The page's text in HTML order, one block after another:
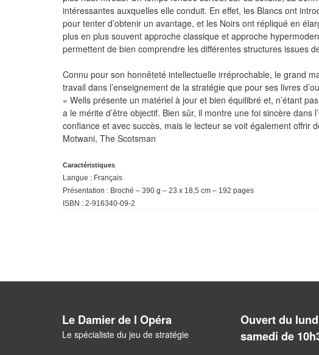
intéressantes auxquelles elle conduit. En effet, les Blancs ont
pour tenter d’obtenir un avantage, et les Noirs ont répliqué en
plus en plus souvent approche classique et approche
permettent de bien comprendre les différentes structures issues
Connu pour son honnêteté intellectuelle irréprochable, le grand
travail dans l’enseignement de la stratégie que pour ses livres
« Wells présente un matériel à jour et bien équilibré et, n’étant
a le mérite d’être objectif. Bien sûr, il montre une foi sincère
confiance et avec succès, mais le lecteur se voit également offrir
Motwani, The Scotsman
Caractéristiques
Langue : Français
Présentation : Broché – 390 g – 23 x 18,5 cm – 192 pages
ISBN : 2-916340-09-2
Le Damier de l Opéra
Le spécialiste du jeu de stratégie
Ouvert du
samedi de